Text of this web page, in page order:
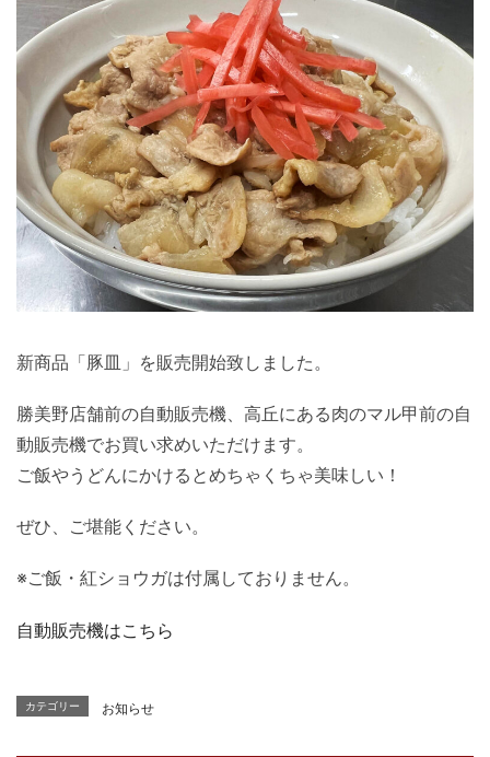
新商品「豚皿」を販売開始致しました。
勝美野店舗前の自動販売機、高丘にある肉のマル甲前の自
動販売機でお買い求めいただけます。
ご飯やうどんにかけるとめちゃくちゃ美味しい！
ぜひ、ご堪能ください。
※ご飯・紅ショウガは付属しておりません。
自動販売機はこちら
カテゴリー お知らせ